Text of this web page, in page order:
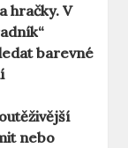
hračky. V
barevné
nebo